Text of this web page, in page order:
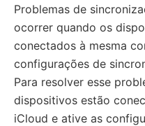
Problemas de
ocorrer quando os
conectados à mesma
configurações de
Para resolver esse
dispositivos estão
iCloud e ative as